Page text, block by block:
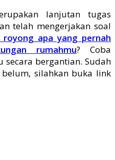
lanjutan tugas
telah mengerjakan soal
apa yang pernah
rumahmu? Coba
secara bergantian. Sudah
belum, silahkan buka link